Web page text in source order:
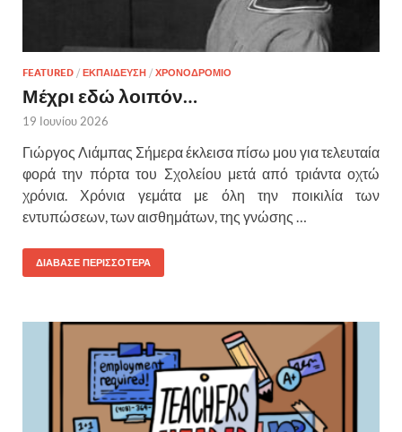
FEATURED / ΕΚΠΑΙΔΕΥΣΗ / ΧΡΟΝΟΔΡΟΜΙΟ
Μέχρι εδώ λοιπόν…
19 Ιουνίου 2026
Γιώργος Λιάμπας Σήμερα έκλεισα πίσω μου για τελευταία
φορά την πόρτα του Σχολείου μετά από τριάντα οχτώ
χρόνια. Χρόνια γεμάτα με όλη την ποικιλία των
εντυπώσεων, των αισθημάτων, της γνώσης …
ΔΙΑΒΑΣΕ ΠΕΡΙΣΣΟΤΕΡΑ